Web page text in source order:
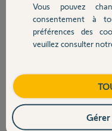
Devis avec un pro
Contact
temps à acheter
Bonne journée à vous
il y a
​Merci pour votre réponse,
que pourrais je faire avec
contrôle à distance autre que
Vous pouvez
consentement à
préférences des
veuillez consulter